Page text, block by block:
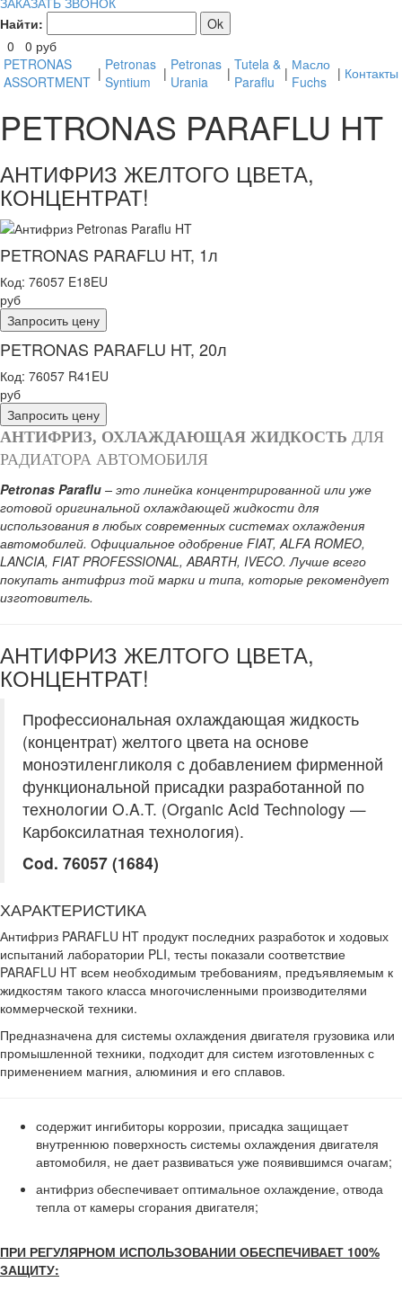
Найти:
0
0 руб
PETRONAS
ASSORTMENT | Petronas
Syntium
| Petronas
Urania
| Tutela &
Paraflu
| Масло
Fuchs
| Контакты
PETRONAS PARAFLU HT
АНТИФРИЗ ЖЕЛТОГО ЦВЕТА,
КОНЦЕНТРАТ!
PETRONAS PARAFLU HT, 1л
Код: 76057 E18EU
руб
PETRONAS PARAFLU HT, 20л
Код: 76057 R41EU
руб
АНТИФРИЗ, ОХЛАЖДАЮЩАЯ ЖИДКОСТЬ ДЛЯ
РАДИАТОРА АВТОМОБИЛЯ
Petronas Paraflu – это линейка концентрированной или уже
готовой оригинальной охлаждающей жидкости для
использования в любых современных системах охлаждения
автомобилей. Официальное одобрение FIAT, ALFA ROMEO,
LANCIA, FIAT PROFESSIONAL, ABARTH, IVECO. Лучше всего
покупать антифриз той марки и типа, которые рекомендует
изготовитель.
АНТИФРИЗ ЖЕЛТОГО ЦВЕТА,
КОНЦЕНТРАТ!
Профессиональная охлаждающая жидкость
(концентрат) желтого цвета на основе
моноэтиленгликоля с добавлением фирменной
функциональной присадки разработанной по
технологии O.A.T. (Organic Acid Technology —
Карбоксилатная технология).
Cod. 76057 (1684)
ХАРАКТЕРИСТИКА
Антифриз PARAFLU HT продукт последних разработок и ходовых
испытаний лаборатории PLI, тесты показали соответствие
PARAFLU HT всем необходимым требованиям, предъявляемым к
жидкостям такого класса многочисленными производителями
коммерческой техники.
Предназначена для системы охлаждения двигателя грузовика или
промышленной техники, подходит для систем изготовленных с
применением магния, алюминия и его сплавов.
содержит ингибиторы коррозии, присадка защищает
внутреннюю поверхность системы охлаждения двигателя
автомобиля, не дает развиваться уже появившимся очагам;
антифриз обеспечивает оптимальное охлаждение, отвода
тепла от камеры сгорания двигателя;
ПРИ РЕГУЛЯРНОМ ИСПОЛЬЗОВАНИИ ОБЕСПЕЧИВАЕТ 100%
ЗАЩИТУ: